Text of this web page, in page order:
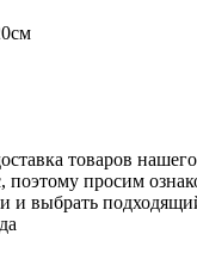
товаров
поэтому просим
и выбрать